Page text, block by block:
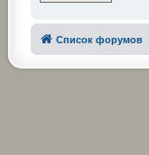
Список форумов